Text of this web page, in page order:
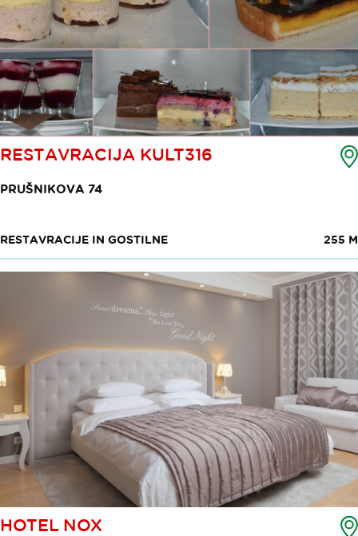
RESTAVRACIJA KULT316
PRUŠNIKOVA 74
RESTAVRACIJE IN GOSTILNE 255 M
HOTEL NOX